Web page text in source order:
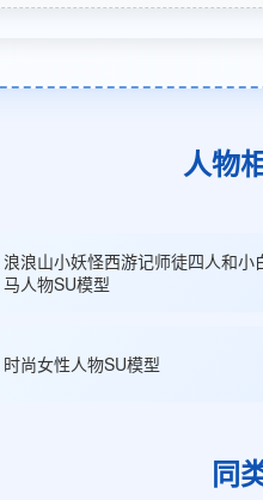
人物
浪浪山小妖怪西游记师徒四人和小
马人物SU模型
时尚女性人物SU模型
同